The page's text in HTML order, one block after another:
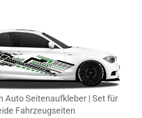
Auto Seitenaufkleber | Set für
Fahrzeugseiten